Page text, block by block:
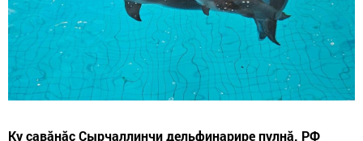
Ку савăнăç Çырчаллинчи дельфинарире пулнă. РФ